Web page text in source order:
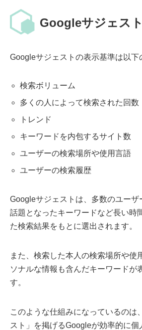
Googleサジェス
Googleサジェストの表示基準は以下
検索ボリューム
多くの人によって検索された回数
トレンド
キーワードを内包するサイト数
ユーザーの検索場所や使用言語
ユーザーの検索履歴
Googleサジェストは、多数のユーザ
話題となったキーワードなど長い時
た検索結果をもとに選出されます。
また、検索した本人の検索場所や使
ソナルな情報も含んだキーワードが
す。
このような仕組みになっているのは
スト」を掲げるGoogleが効率的に個